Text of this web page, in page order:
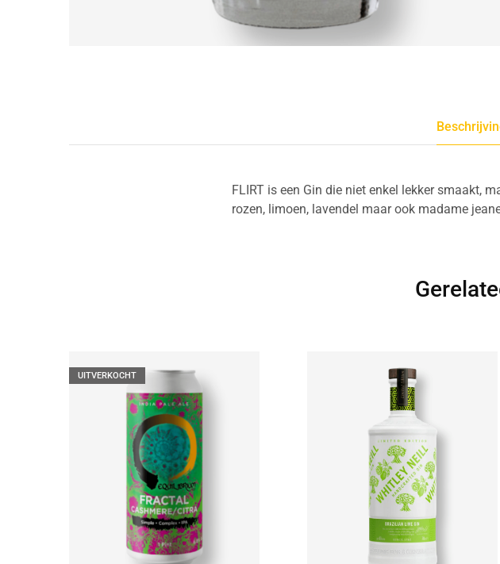
FLIRT is een Gin die niet enkel lekker smaakt,
rozen, limoen, lavendel maar ook madame
UITVERKOCHT